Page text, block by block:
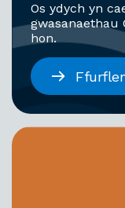
Os ydych yn
hon.